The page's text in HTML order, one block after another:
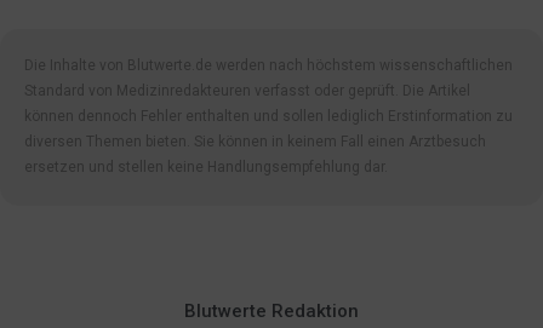
Die Inhalte von Blutwerte.de werden nach höchstem wissenschaftlichen
Standard von Medizinredakteuren verfasst oder geprüft. Die Artikel
können dennoch Fehler enthalten und sollen lediglich Erstinformation zu
diversen Themen bieten. Sie können in keinem Fall einen Arztbesuch
ersetzen und stellen keine Handlungsempfehlung dar.
Blutwerte Redaktion